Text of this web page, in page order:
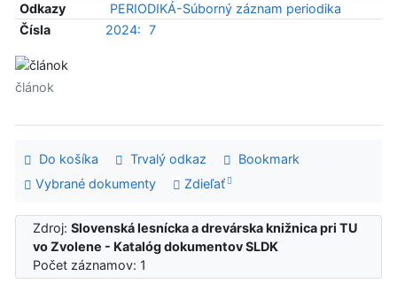
Odkazy
PERIODIKÁ-Súborný záznam periodika
Čísla
2024: 7
článok
Do košíka Trvalý odkaz
Bookmark
Vybrané dokumenty
Zdieľať
Zdroj:Slovenská lesnícka a drevárska knižnica pri TU
vo Zvolene - Katalóg dokumentov SLDK
Počet záznamov: 1